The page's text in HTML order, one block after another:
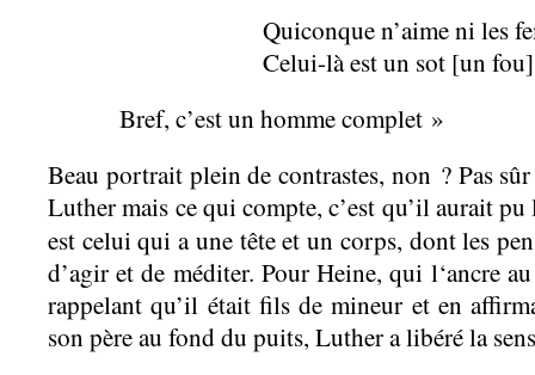
Quiconque n’aime ni les
Celui-là est un sot [un
Bref, c’est un homme complet »
Beau portrait plein de contrastes, non ? Pas
Luther mais ce qui compte, c’est qu’il aurait
est celui qui a une tête et un corps, dont les
d’agir et de méditer. Pour Heine, qui l‘ancre
rappelant qu’il était fils de mineur et en
son père au fond du puits, Luther a libéré la